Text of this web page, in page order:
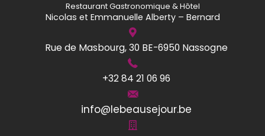
Restaurant Gastronomique & Hôtel
Nicolas et Emmanuelle Alberty – Bernard
Rue de Masbourg, 30 BE-6950 Nassogne
+32 84 21 06 96
info@lebeausejour.be